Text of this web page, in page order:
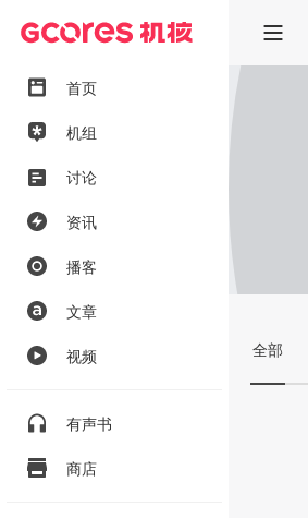
首页
机组
讨论
资讯
播客
文章
视频
有声书
商店
全部